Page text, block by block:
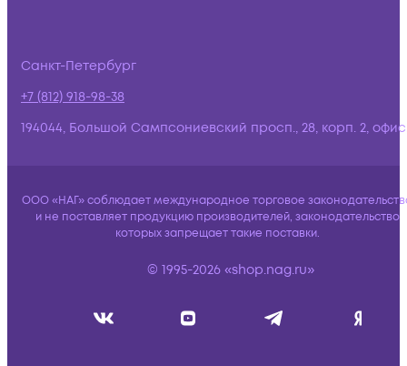
Санкт-Петербург
+7 (812) 918-98-38
194044, Большой Сампсониевский просп., 28, корп. 2,
ООО «НАГ» соблюдает международное торговое
и не поставляет продукцию производителей, законодательство
которых запрещает такие поставки.
© 1995-2026 «shop.nag.ru»